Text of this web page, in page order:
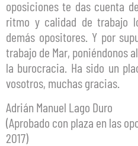
oposiciones te das cuenta
ritmo y calidad de trabajo
demás opositores. Y por
trabajo de Mar, poniéndonos
la burocracia. Ha sido un
vosotros, muchas gracias.
Adrián Manuel Lago Duro
(Aprobado con plaza en las
2017)